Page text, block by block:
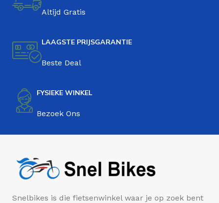
Altijd Gratis
LAAGSTE PRIJSGARANTIE
Beste Deal
FYSIEKE WINKEL
Bezoek Ons
Snelbikes is die fietsenwinkel waar je op zoek bent